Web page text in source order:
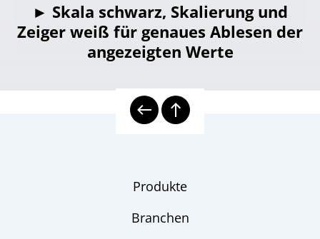
► Skala schwarz, Skalierung und
Zeiger weiß für genaues Ablesen der
angezeigten Werte
Produkte
Branchen